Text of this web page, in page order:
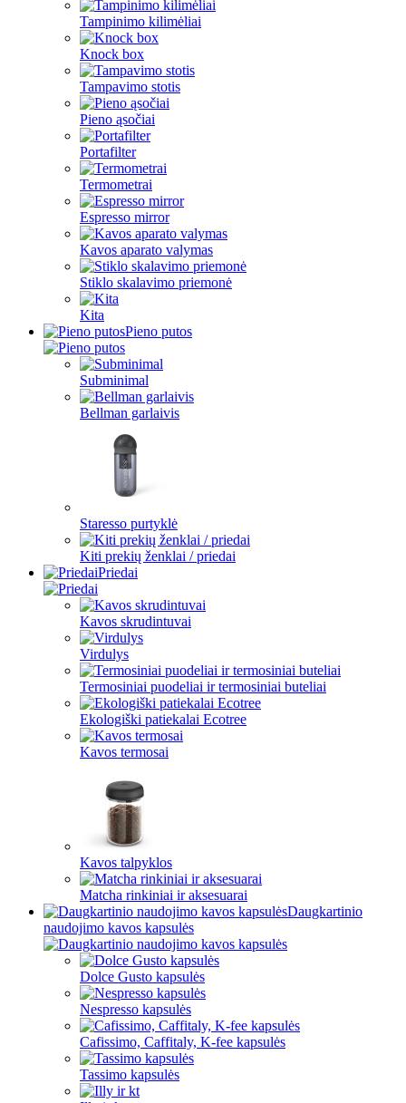
Tampinimo kilimėliai
Knock box
Tampavimo stotis
Pieno ąsočiai
Portafilter
Termometrai
Espresso mirror
Kavos aparato valymas
Stiklo skalavimo priemonė
Kita
Pieno putos
Subminimal
Bellman garlaivis
Staresso purtyklė
Kiti prekių ženklai / priedai
Priedai
Kavos skrudintuvai
Virdulys
Termosiniai puodeliai ir termosiniai buteliai
Ekologiški patiekalai Ecotree
Kavos termosai
Kavos talpyklos
Matcha rinkiniai ir aksesuarai
Daugkartinio
naudojimo kavos kapsulės
Dolce Gusto kapsulės
Nespresso kapsulės
Cafissimo, Caffitaly, K-fee kapsulės
Tassimo kapsulės